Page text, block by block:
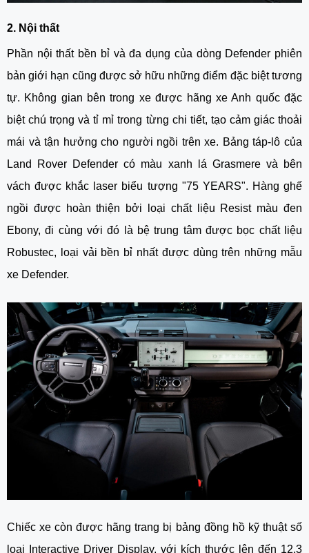
2. Nội thất
Phần nội thất bền bỉ và đa dụng của dòng Defender phiên
bản giới hạn cũng được sở hữu những điểm đặc biệt tương
tự. Không gian bên trong xe được hãng xe Anh quốc đặc
biệt chú trọng và tỉ mỉ trong từng chi tiết, tạo cảm giác thoải
mái và tận hưởng cho người ngồi trên xe. Bảng táp-lô của
Land Rover Defender có màu xanh lá Grasmere và bên
vách được khắc laser biểu tượng "75 YEARS". Hàng ghế
ngồi được hoàn thiện bởi loại chất liệu Resist màu đen
Ebony, đi cùng với đó là bệ trung tâm được bọc chất liệu
Robustec, loại vải bền bỉ nhất được dùng trên những mẫu
xe Defender.
Chiếc xe còn được hãng trang bị bảng đồng hồ kỹ thuật số
loại Interactive Driver Display, với kích thước lên đến 12,3